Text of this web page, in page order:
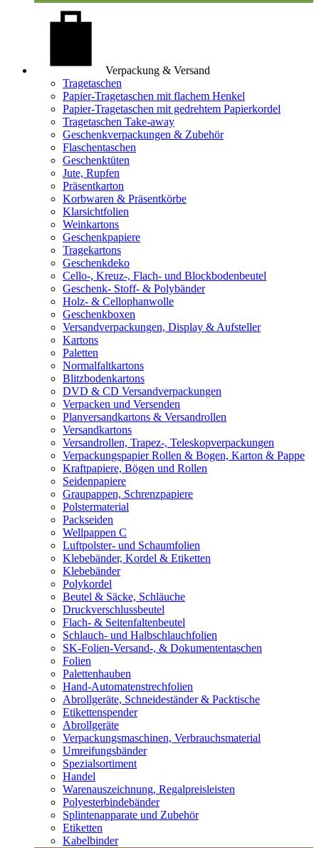
Verpackung & Versand
Tragetaschen
Papier-Tragetaschen mit flachem Henkel
Papier-Tragetaschen mit gedrehtem Papierkordel
Tragetaschen Take-away
Geschenkverpackungen & Zubehör
Flaschentaschen
Geschenktüten
Jute, Rupfen
Präsentkarton
Korbwaren & Präsentkörbe
Klarsichtfolien
Weinkartons
Geschenkpapiere
Tragekartons
Geschenkdeko
Cello-, Kreuz-, Flach- und Blockbodenbeutel
Geschenk- Stoff- & Polybänder
Holz- & Cellophanwolle
Geschenkboxen
Versandverpackungen, Display & Aufsteller
Kartons
Paletten
Normalfaltkartons
Blitzbodenkartons
DVD & CD Versandverpackungen
Verpacken und Versenden
Planversandkartons & Versandrollen
Versandkartons
Versandrollen, Trapez-, Teleskopverpackungen
Verpackungspapier Rollen & Bogen, Karton & Pappe
Kraftpapiere, Bögen und Rollen
Seidenpapiere
Graupappen, Schrenzpapiere
Polstermaterial
Packseiden
Wellpappen C
Luftpolster- und Schaumfolien
Klebebänder, Kordel & Etiketten
Klebebänder
Polykordel
Beutel & Säcke, Schläuche
Druckverschlussbeutel
Flach- & Seitenfaltenbeutel
Schlauch- und Halbschlauchfolien
SK-Folien-Versand-, & Dokumententaschen
Folien
Palettenhauben
Hand-Automatenstrechfolien
Abrollgeräte, Schneideständer & Packtische
Etikettenspender
Abrollgeräte
Verpackungsmaschinen, Verbrauchsmaterial
Umreifungsbänder
Spezialsortiment
Handel
Warenauszeichnung, Regalpreisleisten
Polyesterbindebänder
Splintenapparate und Zubehör
Etiketten
Kabelbinder